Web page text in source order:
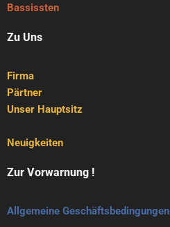
Bassissten
Zu Uns
Firma
Pärtner
Unser Hauptsitz
Neuigkeiten
Zur Vorwarnung !
Allgemeine Geschäftsbedingungen